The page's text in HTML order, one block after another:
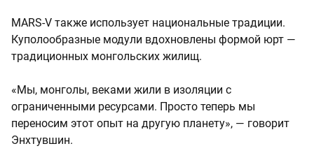
MARS-V также использует национальные традиции.
Куполообразные модули вдохновлены формой юрт —
традиционных монгольских жилищ.
«Мы, монголы, веками жили в изоляции с
ограниченными ресурсами. Просто теперь мы
переносим этот опыт на другую планету», — говорит
Энхтувшин.